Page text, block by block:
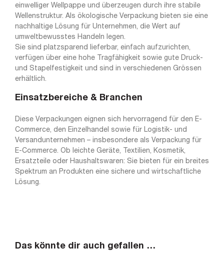
einwelliger Wellpappe und überzeugen durch ihre stabile
Wellenstruktur. Als ökologische Verpackung bieten sie eine
nachhaltige Lösung für Unternehmen, die Wert auf
umweltbewusstes Handeln legen.
Sie sind platzsparend lieferbar, einfach aufzurichten,
verfügen über eine hohe Tragfähigkeit sowie gute Druck-
und Stapelfestigkeit und sind in verschiedenen Grössen
erhältlich.
Einsatzbereiche & Branchen
Diese Verpackungen eignen sich hervorragend für den E-
Commerce, den Einzelhandel sowie für Logistik- und
Versandunternehmen – insbesondere als Verpackung für
E-Commerce. Ob leichte Geräte, Textilien, Kosmetik,
Ersatzteile oder Haushaltswaren: Sie bieten für ein breites
Spektrum an Produkten eine sichere und wirtschaftliche
Lösung.
Das könnte dir auch gefallen …